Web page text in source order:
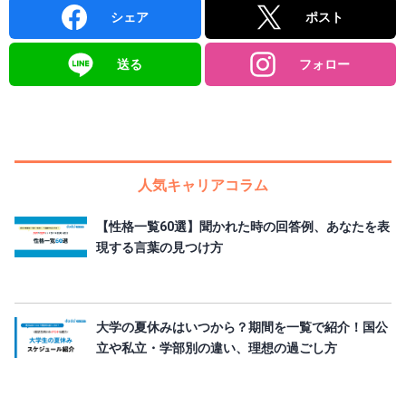
シェア ポスト
送る フォロー
人気キャリアコラム
【性格一覧60選】聞かれた時の回答例、あなたを表
現する言葉の見つけ方
大学の夏休みはいつから？期間を一覧で紹介！国公
立や私立・学部別の違い、理想の過ごし方